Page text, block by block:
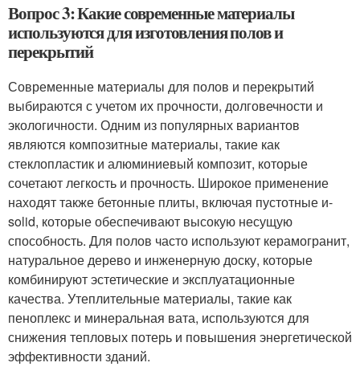
Вопрос 3: Какие современные материалы
используются для изготовления полов и
перекрытий
Современные материалы для полов и перекрытий
выбираются с учетом их прочности, долговечности и
экологичности. Одним из популярных вариантов
являются композитные материалы, такие как
стеклопластик и алюминиевый композит, которые
сочетают легкость и прочность. Широкое применение
находят также бетонные плиты, включая пустотные и-
solid, которые обеспечивают высокую несущую
способность. Для полов часто используют керамогранит,
натуральное дерево и инженерную доску, которые
комбинируют эстетические и эксплуатационные
качества. Утеплительные материалы, такие как
пеноплекс и минеральная вата, используются для
снижения тепловых потерь и повышения энергетической
эффективности зданий.